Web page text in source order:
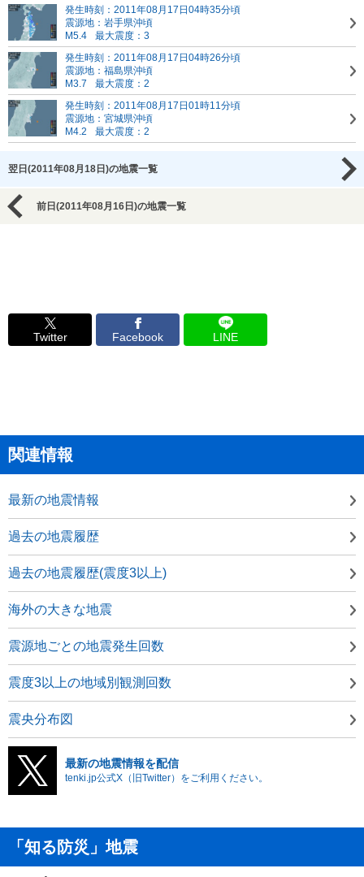
発生時刻：2011年08月17日04時35分頃
震源地：岩手県沖頃
M5.4
最大震度：3
発生時刻：2011年08月17日04時26分頃
震源地：福島県沖頃
M3.7
最大震度：2
発生時刻：2011年08月17日01時11分頃
震源地：宮城県沖頃
M4.2
最大震度：2
翌日(2011年08月18日)の地震一覧
前日(2011年08月16日)の地震一覧
Twitter Facebook LINE
関連情報
最新の地震情報
過去の地震履歴
過去の地震履歴(震度3以上)
海外の大きな地震
震源地ごとの地震発生回数
震度3以上の地域別観測回数
震央分布図
最新の地震情報を配信
tenki.jp公式X（旧Twitter）をご利用ください。
「知る防災」地震